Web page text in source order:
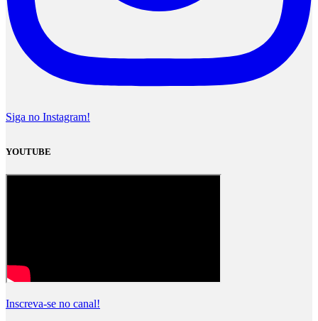
Siga no Instagram!
YOUTUBE
Inscreva-se no canal!